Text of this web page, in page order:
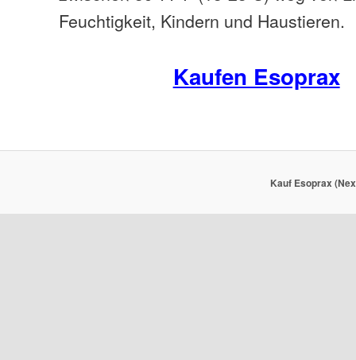
Feuchtigkeit, Kindern und Haustieren.
Kaufen Esoprax
Kauf Esoprax